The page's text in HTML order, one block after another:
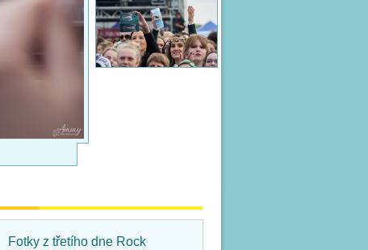
Fotky z třetího dne Rock